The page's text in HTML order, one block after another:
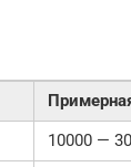
10000 —